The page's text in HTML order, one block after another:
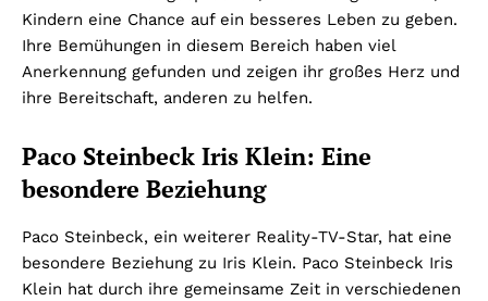
Kindern eine Chance auf ein besseres Leben zu geben.
Ihre Bemühungen in diesem Bereich haben viel
Anerkennung gefunden und zeigen ihr großes Herz und
ihre Bereitschaft, anderen zu helfen.
Paco Steinbeck Iris Klein: Eine
besondere Beziehung
Paco Steinbeck, ein weiterer Reality-TV-Star, hat eine
besondere Beziehung zu Iris Klein. Paco Steinbeck Iris
Klein hat durch ihre gemeinsame Zeit in verschiedenen